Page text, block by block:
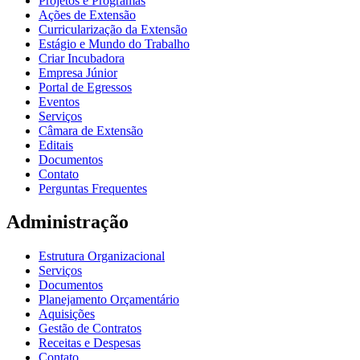
Ações de Extensão
Curricularização da Extensão
Estágio e Mundo do Trabalho
Criar Incubadora
Empresa Júnior
Portal de Egressos
Eventos
Serviços
Câmara de Extensão
Editais
Documentos
Contato
Perguntas Frequentes
Administração
Estrutura Organizacional
Serviços
Documentos
Planejamento Orçamentário
Aquisições
Gestão de Contratos
Receitas e Despesas